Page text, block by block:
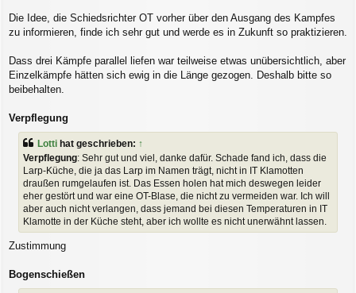
Die Idee, die Schiedsrichter OT vorher über den Ausgang des Kampfes
zu informieren, finde ich sehr gut und werde es in Zukunft so praktizieren.
Dass drei Kämpfe parallel liefen war teilweise etwas unübersichtlich, aber
Einzelkämpfe hätten sich ewig in die Länge gezogen. Deshalb bitte so
beibehalten.
Verpflegung
Lotti hat geschrieben: ↑
Verpflegung: Sehr gut und viel, danke dafür. Schade fand ich, dass die
Larp-Küche, die ja das Larp im Namen trägt, nicht in IT Klamotten
draußen rumgelaufen ist. Das Essen holen hat mich deswegen leider
eher gestört und war eine OT-Blase, die nicht zu vermeiden war. Ich will
aber auch nicht verlangen, dass jemand bei diesen Temperaturen in IT
Klamotte in der Küche steht, aber ich wollte es nicht unerwähnt lassen.
Zustimmung
Bogenschießen